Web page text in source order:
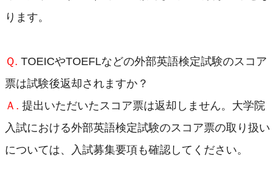
ります。
Ｑ. TOEICやTOEFLなどの外部英語検定試験のスコア
票は試験後返却されますか？
Ａ. 提出いただいたスコア票は返却しません。大学院
入試における外部英語検定試験のスコア票の取り扱い
については、入試募集要項も確認してください。